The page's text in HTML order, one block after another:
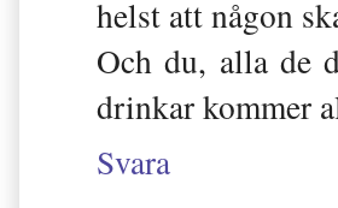
helst att någon
Och du, alla de
drinkar kommer
Svara